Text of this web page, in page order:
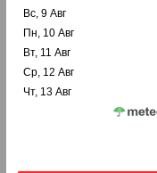
Вс, 9 Авг
Пн, 10 Авг
Вт, 11 Авг
Ср, 12 Авг
Чт, 13 Авг